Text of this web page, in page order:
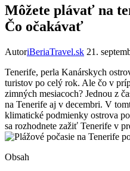
Môžete plávať na
Čo očakávať
AutoriBeriaTravel.sk 21.
Tenerife, perla Kanárskych
turistov po celý rok. Ale čo v
zimných mesiacoch? Jednou z
na Tenerife aj v decembri. V
klimatické podmienky ostrova
sa rozhodnete zažiť Tenerife v
Obsah